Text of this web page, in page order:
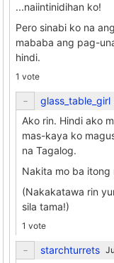
...naiintinidihan ko!
Pero sinabi ko na
mababa ang pag-
hindi.
1 vote
glass_table_girl
Ako rin. Hindi ako
mas-kaya ko
na Tagalog.
Nakita mo ba itong
(Nakakatawa rin
sila tama!)
1 vote
starchturrets